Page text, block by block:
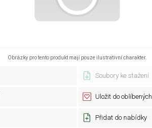
Obrázky pro tento produkt mají pouze ilustrativní charakter.
Soubory ke stažení
Uložit do oblíbených
Přidat do nabídky